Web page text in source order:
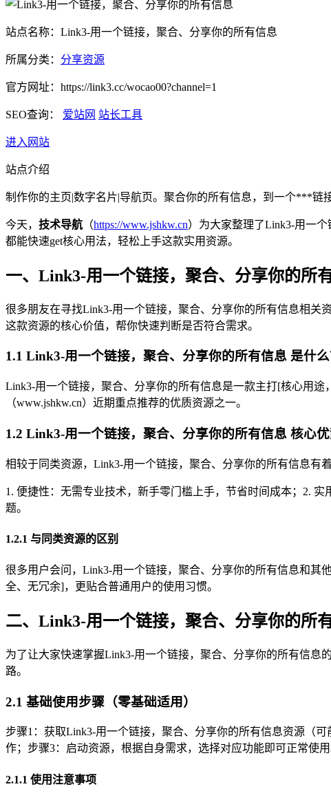
站点名称：Link3-用一个链接，聚合、分享你的所有信息
所属分类： 分享资源
官方网址：https://link3.cc/wocao00?channel=1
SEO查询： 爱站网 站长工具
进入网站
站点介绍
制作你的主页|数字名片|导航页。聚合你的所有信息，到一个***链
今天， 技术导航 （https://www.jshkw.cn）为大家整理了Link3-用一
都能快速get核心用法，轻松上手这款实用资源。
一、Link3-用一个链接，聚合、分享你的所
很多朋友在寻找Link3-用一个链接，聚合、分享你的所有信息相关
这款资源的核心价值，帮你快速判断是否符合需求。
1.1 Link3-用一个链接，聚合、分享你的所有信息 是什么
Link3-用一个链接，聚合、分享你的所有信息是一款主打[核心用
（www.jshkw.cn）近期重点推荐的优质资源之一。
1.2 Link3-用一个链接，聚合、分享你的所有信息 核心
相较于同类资源，Link3-用一个链接，聚合、分享你的所有信息有
1. 便捷性：无需专业技术，新手零门槛上手，节省时间成本；2.
题。
1.2.1 与同类资源的区别
很多用户会问，Link3-用一个链接，聚合、分享你的所有信息和其
全、无冗余]，更贴合普通用户的使用习惯。
二、Link3-用一个链接，聚合、分享你的所
为了让大家快速掌握Link3-用一个链接，聚合、分享你的所有信息
路。
2.1 基础使用步骤（零基础适用）
步骤1：获取Link3-用一个链接，聚合、分享你的所有信息资源（
作；步骤3：启动资源，根据自身需求，选择对应功能即可正常使用
2.1.1 使用注意事项